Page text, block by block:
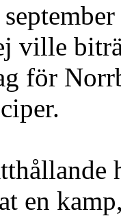
ville
för
en